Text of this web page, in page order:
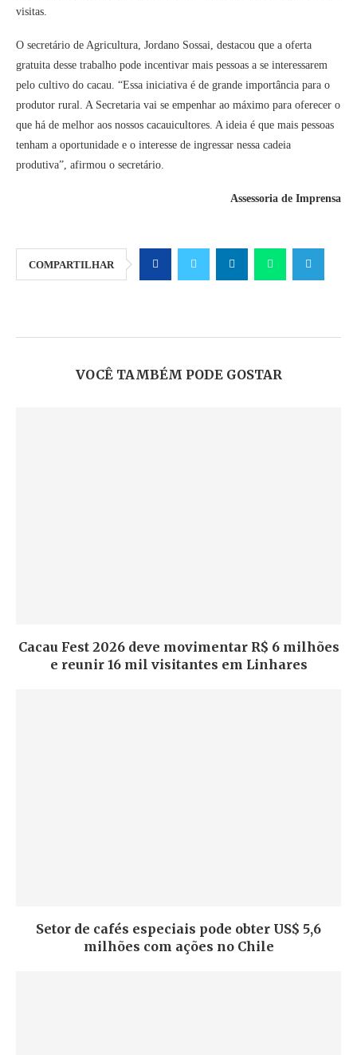
visitas.
O secretário de Agricultura, Jordano Sossai, destacou que a oferta
gratuita desse trabalho pode incentivar mais pessoas a se interessarem
pelo cultivo do cacau. “Essa iniciativa é de grande importância para o
produtor rural. A Secretaria vai se empenhar ao máximo para oferecer o
que há de melhor aos nossos cacauicultores. A ideia é que mais pessoas
tenham a oportunidade e o interesse de ingressar nessa cadeia
produtiva”, afirmou o secretário.
Assessoria de Imprensa
COMPARTILHAR
VOCÊ TAMBÉM PODE GOSTAR
Cacau Fest 2026 deve movimentar R$ 6 milhões
e reunir 16 mil visitantes em Linhares
Setor de cafés especiais pode obter US$ 5,6
milhões com ações no Chile